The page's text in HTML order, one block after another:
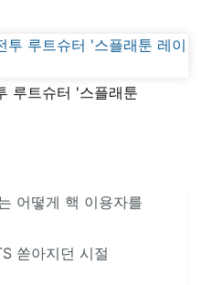
루트슈터 '스플래툰
어떻게 핵 이용자를
쏟아지던 시절